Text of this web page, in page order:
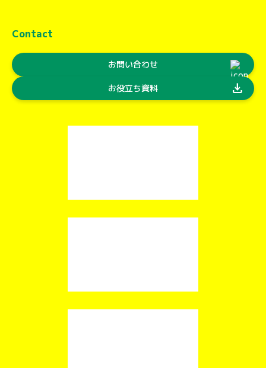
Contact
お問い合わせ
お役立ち資料 download